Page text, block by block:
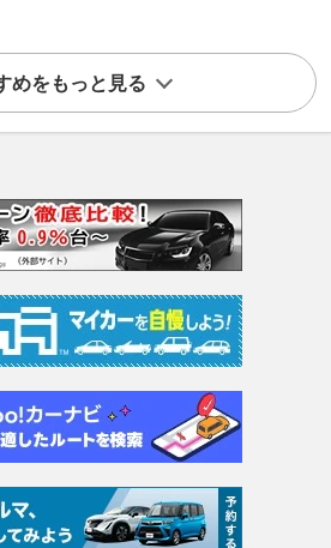
めをもっと見る